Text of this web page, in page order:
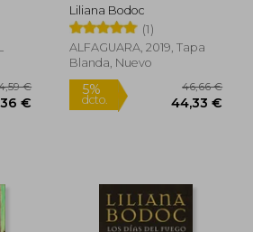
Liliana Bodoc
(1)
ALFAGUARA, 2019, Tapa
Blanda, Nuevo